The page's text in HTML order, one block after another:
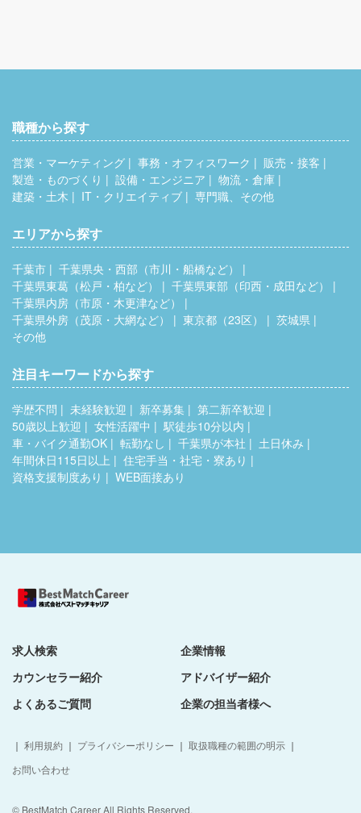
職種から探す
営業・マーケティング 事務・オフィスワーク
販売・接客
製造・ものづくり
設備・エンジニア
物流・倉庫
建築・土木
IT・クリエイティブ 専門職、その他
エリアから探す
千葉市
千葉県央・西部（市川・船橋など）
千葉県東葛（松戸・柏など）
千葉県東部（印西・成田など）
千葉県内房（市原・木更津など）
千葉県外房（茂原・大網など）
東京都（23区）
茨城県
その他
注目キーワードから探す
学歴不問 未経験歓迎 新卒募集
第二新卒歓迎
50歳以上歓迎
女性活躍中
駅徒歩10分以内
車・バイク通勤OK
転勤なし 千葉県が本社
土日休み
年間休日115日以上
住宅手当・社宅・寮あり
資格支援制度あり
WEB面接あり
求人検索
企業情報
カウンセラー紹介
アドバイザー紹介
よくあるご質問
企業の担当者様へ
｜ 利用規約 ｜ プライバシーポリシー ｜ 取扱職種の範囲の明示 ｜
お問い合わせ
© BestMatch Career All Rights Reserved.